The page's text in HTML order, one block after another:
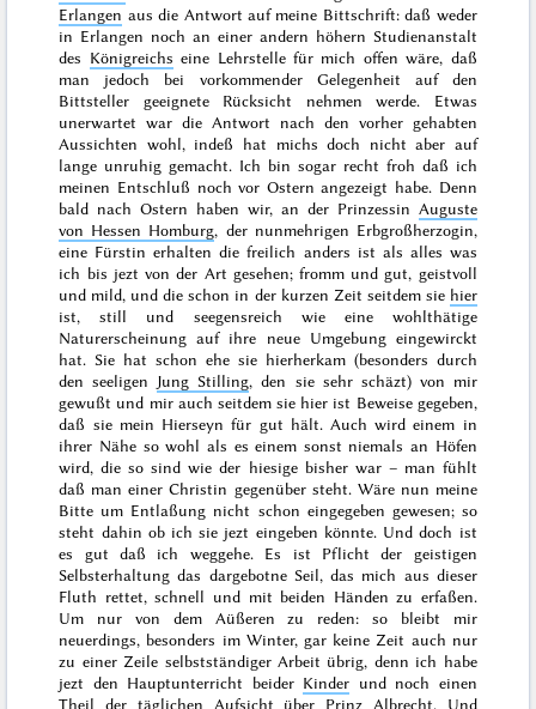
Erlangen aus die Antwort auf meine Bittschrift: daß weder
in Erlangen noch an einer andern höhern Studienanstalt
des Königreichs eine Lehrstelle für mich offen wäre, daß
man jedoch bei vorkommender Gelegenheit auf den
Bittsteller geeignete Rücksicht nehmen werde. Etwas
unerwartet war die Antwort nach den vorher gehabten
Aussichten wohl, indeß hat michs doch nicht aber auf
lange unruhig gemacht. Ich bin sogar recht froh daß ich
meinen Entschluß noch vor Ostern angezeigt habe. Denn
bald nach Ostern haben wir, an der Prinzessin Auguste
von Hessen Homburg, der nunmehrigen Erbgroßherzogin,
eine Fürstin erhalten die freilich anders ist als alles was
ich bis jezt von der Art gesehen; fromm und gut, geistvoll
und mild, und die schon in der kurzen Zeit seitdem sie hier
ist, still und seegensreich wie eine wohlthätige
Naturerscheinung auf ihre neueUmgebung eingewirckt
hat. Sie hat schon ehe sie hierherkam (besonders durch
den seeligen Jung Stilling, den sie sehr schäzt) von mir
gewußt und mir auch seitdem sie hier ist Beweise gegeben,
daß sie mein Hierseyn für gut hält. Auch wird einem in
ihrer Nähe so wohl als es einem sonst niemals an Höfen
wird, die so sind wie der hiesige bisher war – man fühlt
daß man einer Christin gegenüber steht. Wäre nun meine
Bitte um Entlaßung nicht schon eingegeben gewesen; so
steht dahin ob ich sie jezt eingeben könnte. Und doch ist
es gut daß ich weggehe. Es ist Pflicht der geistigen
Selbsterhaltung das dargebotne Seil, das mich aus dieser
Fluth rettet, schnell und mit beiden Händen zu erfaßen.
Um nur von dem Aüßeren zu reden: so bleibt mir
neuerdings, besonders im Winter, gar keine Zeit auch nur
zu einer Zeile selbstständiger Arbeit übrig, denn ich habe
jezt den Hauptunterricht beider Kinder und noch einen
Theil der täglichen Aufsicht über Prinz Albrecht. Und